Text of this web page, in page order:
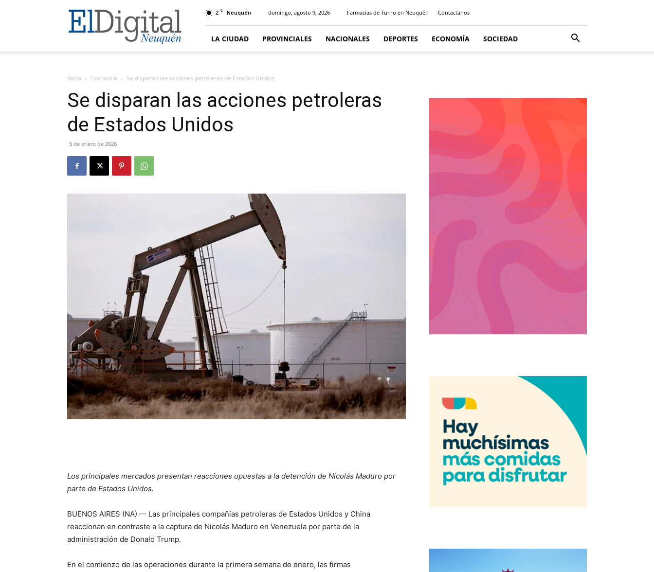
El
Digital
Neuquen
2 C Neuquén domingo, agosto 9, 2026 Farmacias de Turno en Neuquén Contactanos
LA CIUDAD PROVINCIALES NACIONALES DEPORTES ECONOMÍA SOCIEDAD
Inicio Economía Se disparan las acciones petroleras de Estados Unidos
Se disparan las acciones petroleras
de Estados Unidos
5 de enero de 2026
Los principales mercados presentan reacciones opuestas a la detención de Nicolás Maduro por
parte de Estados Unidos.
BUENOS AIRES (NA) — Las principales compañías petroleras de Estados Unidos y China
reaccionan en contraste a la captura de Nicolás Maduro en Venezuela por parte de la
administración de Donald Trump.
En el comienzo de las operaciones durante la primera semana de enero, las firmas